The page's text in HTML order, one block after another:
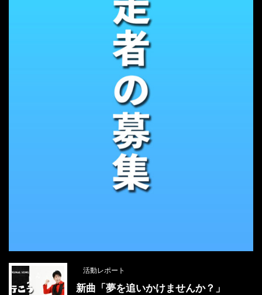
活動レポート
新曲「夢を追いかけませんか？」